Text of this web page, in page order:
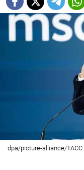
dpa/picture-alliance/TACC